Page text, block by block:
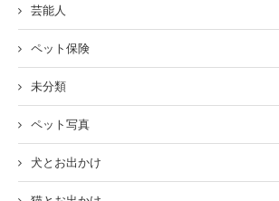
芸能人
ペット保険
未分類
ペット写真
犬とお出かけ